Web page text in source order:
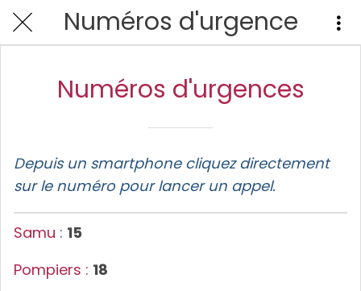
Numéros d'urgence
Numéros d'urgences
Depuis un smartphone cliquez directement
sur le numéro pour lancer un appel.
Samu : 15
Pompiers : 18